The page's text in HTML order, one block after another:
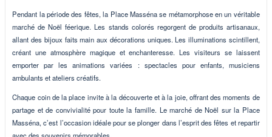
Pendant la période des fêtes, la Place Masséna se métamorphose en un véritable
marché de Noël féerique. Les stands colorés regorgent de produits artisanaux,
allant des bijoux faits main aux décorations uniques. Les illuminations scintillent,
créant une atmosphère magique et enchanteresse. Les visiteurs se laissent
emporter par les animations variées : spectacles pour enfants, musiciens
ambulants et ateliers créatifs.
Chaque coin de la place invite à la découverte et à la joie, offrant des moments de
partage et de convivialité pour toute la famille. Le marché de Noël sur la Place
Masséna, c’est l’occasion idéale pour se plonger dans l’esprit des fêtes et repartir